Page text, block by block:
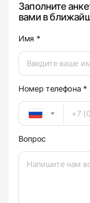
Заполните
вами в
Имя *
Номер телефона *
Вопрос